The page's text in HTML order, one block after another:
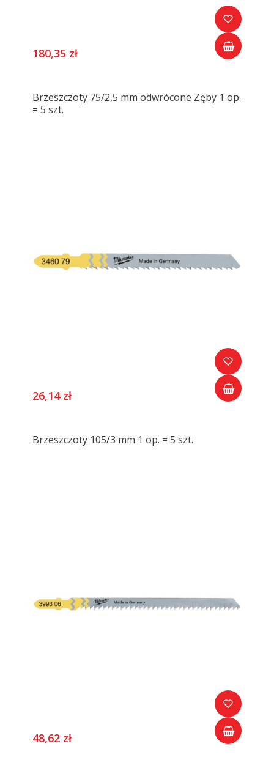
180,35 zł
Brzeszczoty 75/2,5 mm odwrócone Zęby 1 op.
= 5 szt.
26,14 zł
Brzeszczoty 105/3 mm 1 op. = 5 szt.
48,62 zł